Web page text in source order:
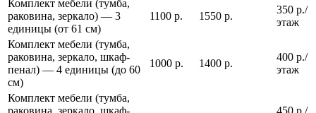
Комплект мебели (тумба,
раковина, зеркало) — 3
единицы (от 61 см)
1100 р. 1550 р.
350 р./
этаж
Комплект мебели (тумба,
раковина, зеркало, шкаф-
пенал) — 4 единицы (до 60
см)
1000 р. 1400 р.
400 р./
этаж
Комплект мебели (тумба,
раковина, зеркало, шкаф-
450 р./